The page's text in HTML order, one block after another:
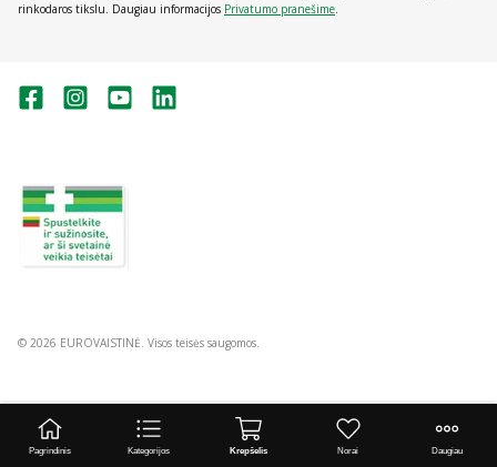
priešinė liauka susiaurina šlaplę (per kurią šlapimas išteka iš
šlapimo pūslės).
kreipkitės į gydytoją.
sabalpalmių vaisių ekstraktui arba bet kuriai pagalbinei šio
Įspėjimai ir atsargumo priemonės
rinkodaros tikslu. Daugiau informacijos Privatumo pranešime.
© 2026 EUROVAISTINĖ. Visos teisės saugomos.
Pagrindinis Kategorijos Krepšelis Norai Daugiau